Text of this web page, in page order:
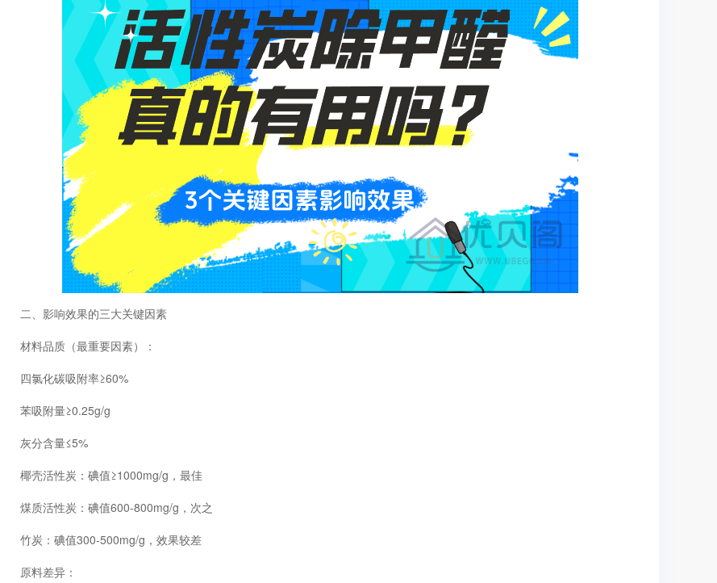
二、影响效果的三大关键因素
材料品质（最重要因素）：
四氯化碳吸附率≥60%
苯吸附量≥0.25g/g
灰分含量≤5%
椰壳活性炭：碘值≥1000mg/g，最佳
煤质活性炭：碘值600-800mg/g，次之
竹炭：碘值300-500mg/g，效果较差
原料差异：